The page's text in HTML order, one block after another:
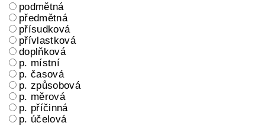
podmětná
předmětná
přísudková
přívlastková
doplňková
p. místní
p. časová
p. způsobová
p. měrová
p. příčinná
p. účelová